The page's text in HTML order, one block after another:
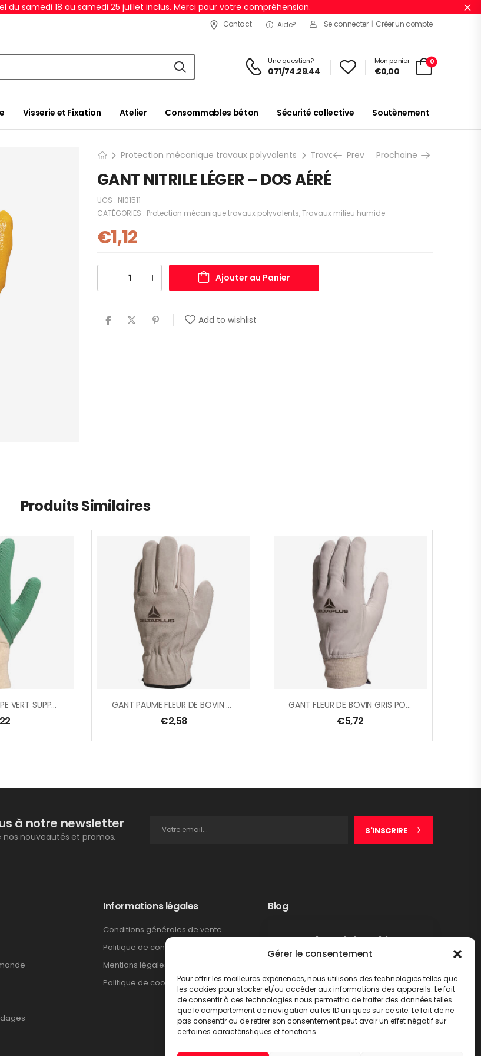
Gérer le consentement
Pour offrir les meilleures expériences, nous utilisons des technologies telles que
les cookies pour stocker et/ou accéder aux informations des appareils. Le fait
de consentir à ces technologies nous permettra de traiter des données telles
que le comportement de navigation ou les ID uniques sur ce site. Le fait de ne
pas consentir ou de retirer son consentement peut avoir un effet négatif sur
certaines caractéristiques et fonctions.
du samedi 18 au samedi 25 juillet inclus. Merci pour votre compréhension.
Contact Aide? Se connecter | Créer un compte
Une question?
071/74.29.44
Mon panier
€0,00
0
Visserie et Fixation Atelier Consommables béton Sécurité collective Soutènement
Protection mécanique travaux polyvalents Travaux milieu humide GANT NITRILE
Prev Prochaine
GANT NITRILE LÉGER – DOS AÉRÉ
UGS : NI01511
CATÉGORIES : Protection mécanique travaux polyvalents,Travaux milieu humide
€1,12
Ajouter au Panier
Add to wishlist
Produits Similaires
GANT LATEX CREPE VERT SUPPORT COTON DOS AERE GANT PAUME FLEUR DE BOVIN / DOS CROUTE GRISE
€2,58
GANT FLEUR DE BOVIN GRIS POIGNET LATEX
€5,72
à notre newsletter
nos nouveautés et promos.
S'INSCRIRE
Informations légales
Conditions générales de vente
Politique de confidentialité
Mentions légales
Politique de cookies
Blog
Rappel produit Makita –
Pompe à graisse DGP180
LIRE PLUS